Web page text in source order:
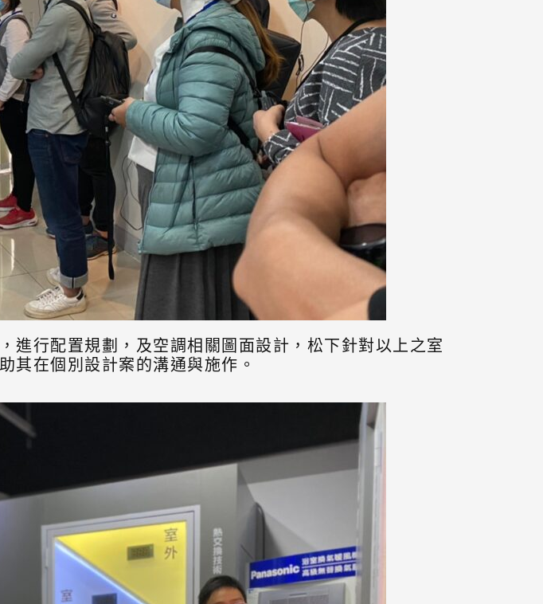
進行配置規劃，及空調相關圖面設計，松下針對以上之室
其在個別設計案的溝通與施作。